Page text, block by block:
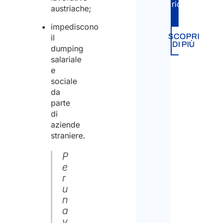
austriache;
impediscono
il
dumping
salariale
e
sociale
da
parte
di
aziende
straniere.
P
e
r
u
n
a
richiesta.
SCOPRI
DI PIÙ